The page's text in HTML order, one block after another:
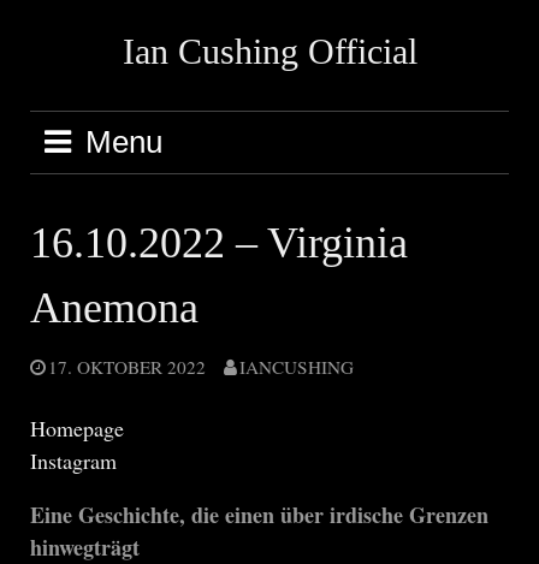
Ian Cushing Official
Menu
16.10.2022 – Virginia
Anemona
17. OKTOBER 2022 IANCUSHING
Homepage
Instagram
Eine Geschichte, die einen über irdische Grenzen
hinwegträgt